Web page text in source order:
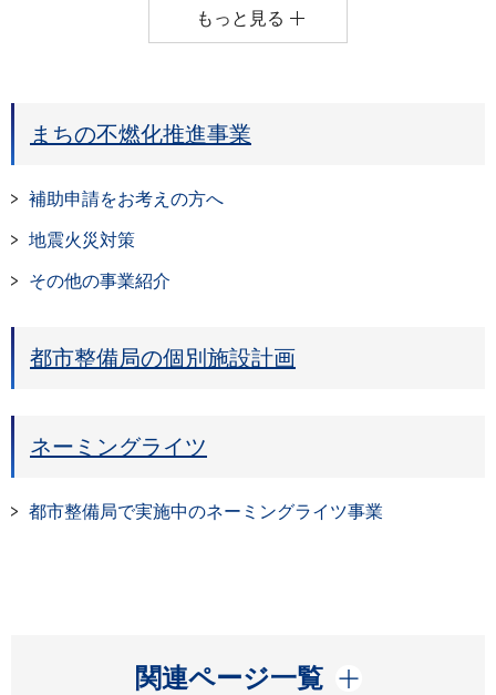
もっと見る
まちの不燃化推進事業
補助申請をお考えの方へ
地震火災対策
その他の事業紹介
都市整備局の個別施設計画
ネーミングライツ
都市整備局で実施中のネーミングライツ事業
関連ページ一覧
開く